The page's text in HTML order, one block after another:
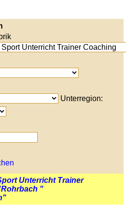
Unterregion:
Unterricht Trainer
"